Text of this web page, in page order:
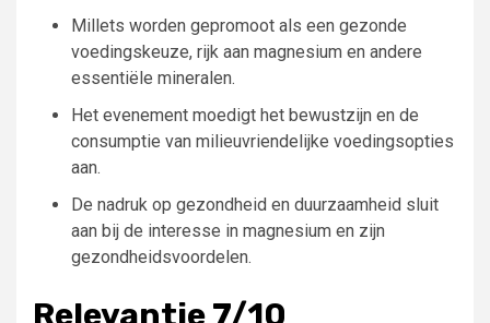
Millets worden gepromoot als een gezonde
voedingskeuze, rijk aan magnesium en andere
essentiële mineralen.
Het evenement moedigt het bewustzijn en de
consumptie van milieuvriendelijke voedingsopties
aan.
De nadruk op gezondheid en duurzaamheid sluit
aan bij de interesse in magnesium en zijn
gezondheidsvoordelen.